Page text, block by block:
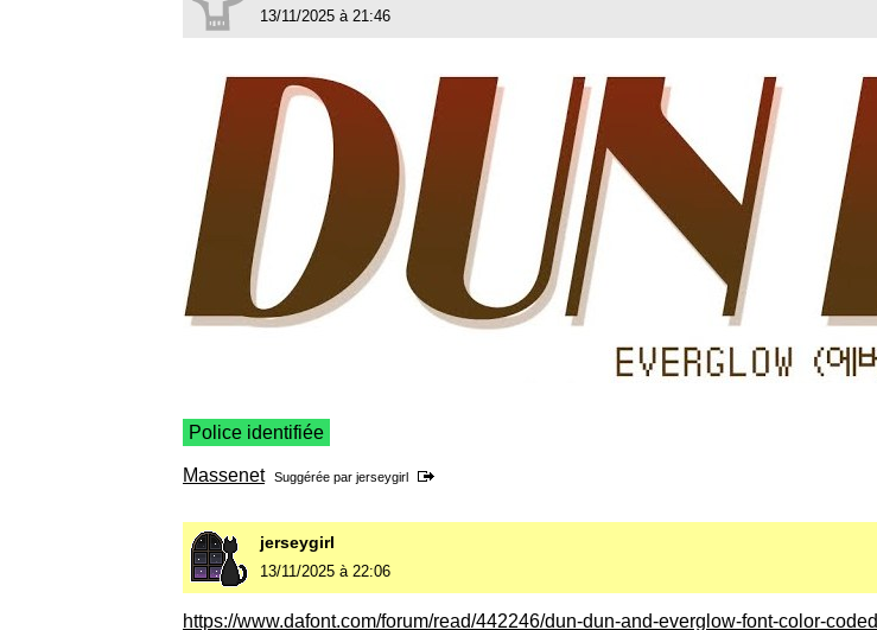
13/11/2025 à 21:46
Police identifiée
Massenet Suggérée par jerseygirl
jerseygirl
13/11/2025 à 22:06
https://www.dafont.com/forum/read/442246/dun-dun-and-everglow-font-color-coded